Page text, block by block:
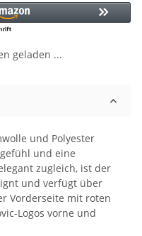
geladen ...
und Polyester
und eine
zugleich, ist der
und verfügt über
Vorderseite mit roten
Logos vorne und